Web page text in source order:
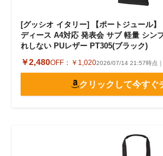
[グッシオ イタリー] 【ポートジュール
ディース A4対応 発表会 サブ 軽量 シン
れしない PUレザー PT305(ブラック)
￥2,480OFF： ￥1,0202026/07/14 21:57時点
クリックして今すぐ